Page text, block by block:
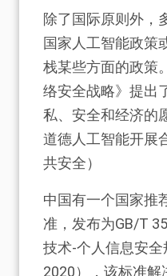
除了国际原则外，
国家人工智能政策
栈某些方面的政策
络安全战略》提出
私、安全和经济的
道德人工智能开展
共安全）
中国有一个国家推
准，发布为GB/T
技术-个人信息安全
2020），该标准